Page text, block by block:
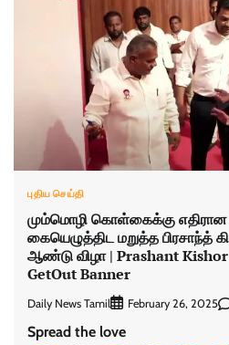
புதிய செய்தி
மும்மொழி கொள்கைக்கு எதிரான
கையெழுத்திட மறுத்த
ஆண்டு விழா | Prashant
GetOut Banner
Daily News Tamil February 26, 2025
Spread the love